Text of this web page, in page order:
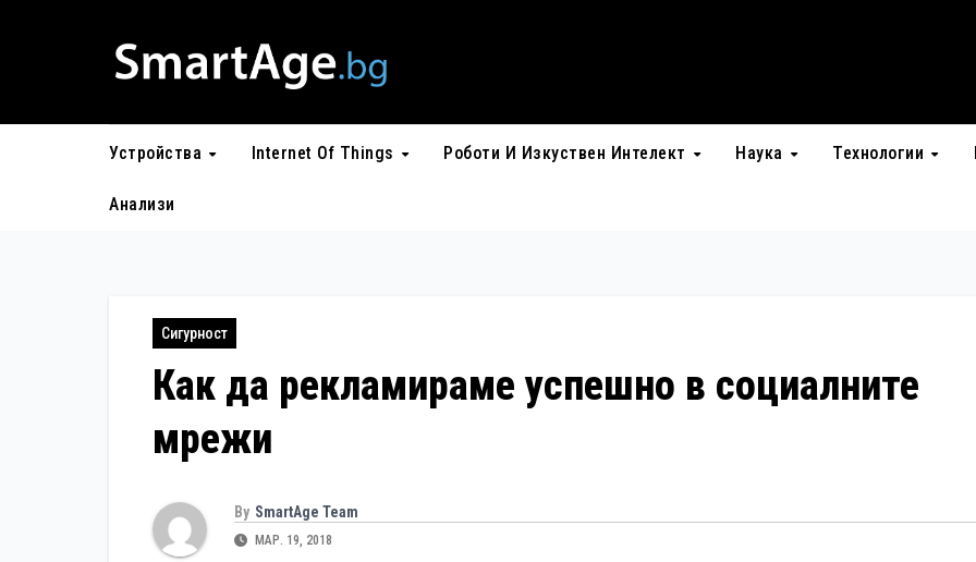
Устройства Internet Of Things Роботи И Изкуствен Интелект Наука Технологии
Анализи
Сигурност
Как да рекламираме успешно в социалните
мрежи
By SmartAge Team
МАР. 19, 2018